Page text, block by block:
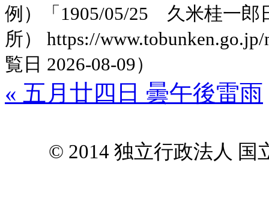
例）「1905/05/25 久米桂一郎
所） https://
覧日 2026-08-09）
« 五月廿四日 曇午後雷雨
© 2014 独立行政法人 国